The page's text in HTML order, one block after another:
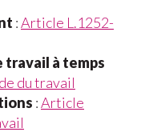
:Article L.1252-
travail à temps
du travail
:Article